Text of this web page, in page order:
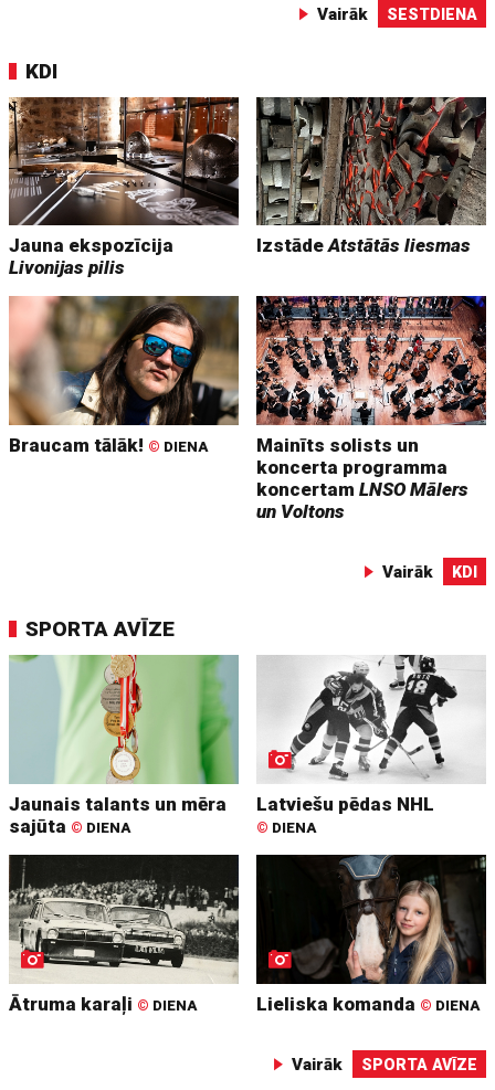
Vairāk SESTDIENA
KDI
Jauna ekspozīcija
Livonijas pilis
IzstādeAtstātās liesmas
Braucam tālāk! © DIENA
Mainīts solists un
koncerta programma
koncertamLNSO Mālers
un Voltons
Vairāk KDI
SPORTA AVĪZE
Jaunais talants un mēra
sajūta © DIENA
Latviešu pēdas NHL
© DIENA
Ātruma karaļi © DIENA Lieliska komanda © DIENA
Vairāk SPORTA AVĪZE